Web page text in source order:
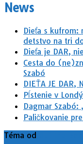
News
Dieťa s kufrom:
detstvo na tri
Dieťa je DAR,
Cesta do
Szabó
DIEŤA JE DAR,
Pĺstenie v
Dagmar
Paličkovanie
Téma od